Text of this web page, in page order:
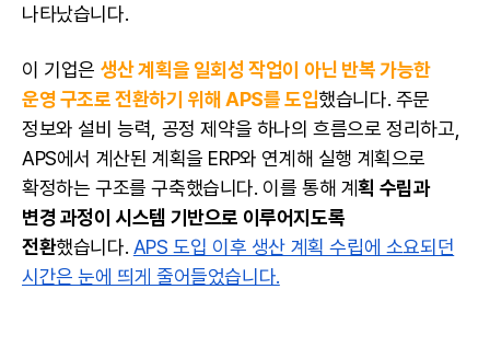
나타났습니다.
이 기업은 생산 계획을 일회성 작업이 아닌 반복 가능한
운영 구조로 전환하기 위해 APS를 도입했습니다. 주문
정보와 설비 능력, 공정 제약을 하나의 흐름으로 정리하고,
APS에서 계산된 계획을 ERP와 연계해 실행 계획으로
확정하는 구조를 구축했습니다. 이를 통해 계획 수립과
변경 과정이 시스템 기반으로 이루어지도록
전환했습니다. APS 도입 이후 생산 계획 수립에 소요되던
시간은 눈에 띄게 줄어들었습니다.